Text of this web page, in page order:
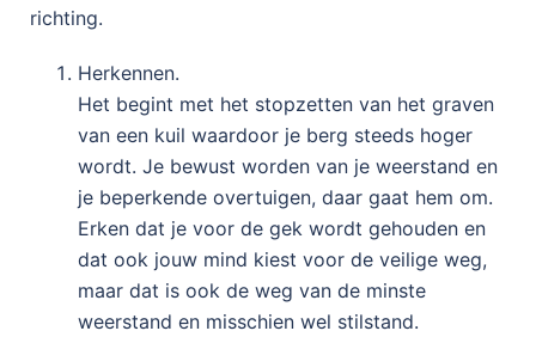
richting.
Herkennen.
Het begint met het stopzetten van het graven
van een kuil waardoor je berg steeds hoger
wordt. Je bewust worden van je weerstand en
je beperkende overtuigen, daar gaat hem om.
Erken dat je voor de gek wordt gehouden en
dat ook jouw mind kiest voor de veilige weg,
maar dat is ook de weg van de minste
weerstand en misschien wel stilstand.